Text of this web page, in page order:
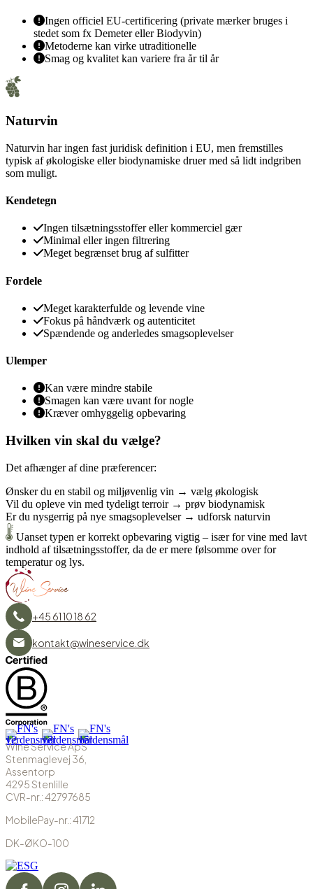
Ingen officiel EU-certificering (private mærker bruges i
stedet som fx Demeter eller Biodyvin)
Metoderne kan virke utraditionelle
Smag og kvalitet kan variere fra år til år
Naturvin
Naturvin har ingen fast juridisk definition i EU, men fremstilles
typisk af økologiske eller biodynamiske druer med så lidt indgriben
som muligt.
Kendetegn
Ingen tilsætningsstoffer eller kommerciel gær
Minimal eller ingen filtrering
Meget begrænset brug af sulfitter
Fordele
Meget karakterfulde og levende vine
Fokus på håndværk og autenticitet
Spændende og anderledes smagsoplevelser
Ulemper
Kan være mindre stabile
Smagen kan være uvant for nogle
Kræver omhyggelig opbevaring
Hvilken vin skal du vælge?
Det afhænger af dine præferencer:
Ønsker du en stabil og miljøvenlig vin → vælg økologisk
Vil du opleve vin med tydeligt terroir → prøv biodynamisk
Er du nysgerrig på nye smagsoplevelser → udforsk naturvin
Uanset typen er korrekt opbevaring vigtig – især for vine med lavt
indhold af tilsætningsstoffer, da de er mere følsomme over for
temperatur og lys.
+45 61 10 18 62
kontakt@wineservice.dk
Wine Service ApS
Stenmaglevej 36,
Assentorp
4295 Stenlille
CVR-nr.: 42797685
MobilePay-nr.: 41712
DK-ØKO-100